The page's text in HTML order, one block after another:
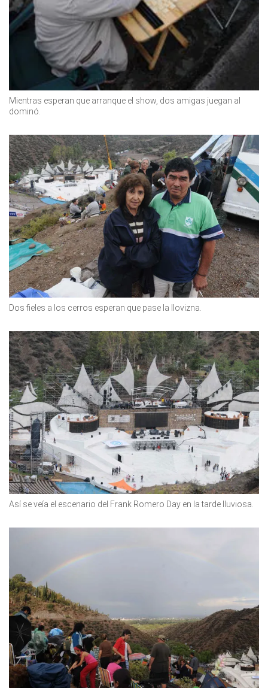
Mientras esperan que arranque el show, dos amigas juegan al
dominó.
Dos fieles a los cerros esperan que pase la llovizna.
Así se veía el escenario del Frank Romero Day en la tarde lluviosa.